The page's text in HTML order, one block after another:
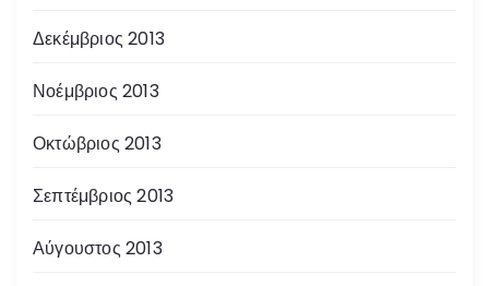
Δεκέμβριος 2013
Νοέμβριος 2013
Οκτώβριος 2013
Σεπτέμβριος 2013
Αύγουστος 2013